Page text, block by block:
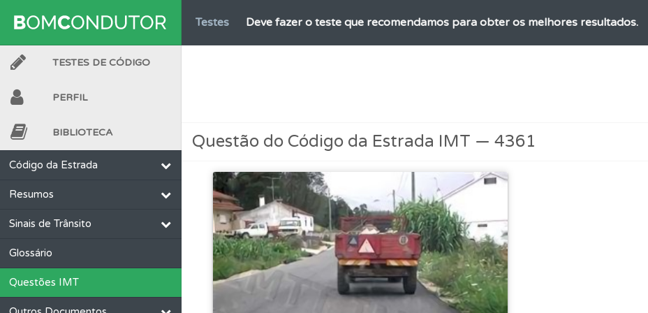
Testes Deve fazer o teste que recomendamos para obter os melhores resultados.
Perfil Veja as questões que errou no seu perfil.
Testes O teste "Difícil" apresenta-lhe as questões mais falhadas na plataforma.
Crie uma conta para ter acesso às suas estatísticas em qualquer equipamento.
TESTES DE CÓDIGO
PERFIL
BIBLIOTECA
Código da Estrada
Resumos
Sinais de Trânsito
Glossário
Questões IMT
Questão do Código da Estrada IMT — 4361